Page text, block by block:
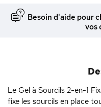
Besoin d'aide pour
vos
Le Gel à Sourcils 2-en-1
fixe les sourcils en place